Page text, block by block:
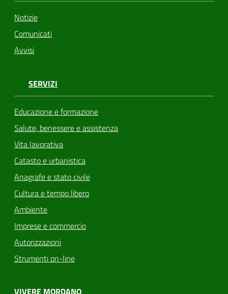
Notizie
Comunicati
Avvisi
SERVIZI
Educazione e formazione
Salute, benessere e assistenza
Vita lavorativa
Catasto e urbanistica
Anagrafe e stato civile
Cultura e tempo libero
Ambiente
Imprese e commercio
Autorizzazioni
Strumenti on-line
VIVERE MORDANO